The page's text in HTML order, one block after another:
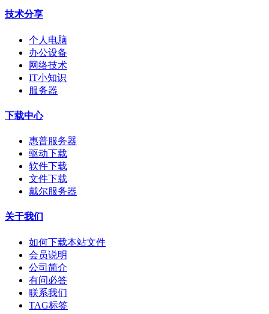
技术分享
个人电脑
办公设备
网络技术
IT小知识
服务器
下载中心
惠普服务器
驱动下载
软件下载
文件下载
戴尔服务器
关于我们
如何下载本站文件
会员说明
公司简介
有问必答
联系我们
TAG标签